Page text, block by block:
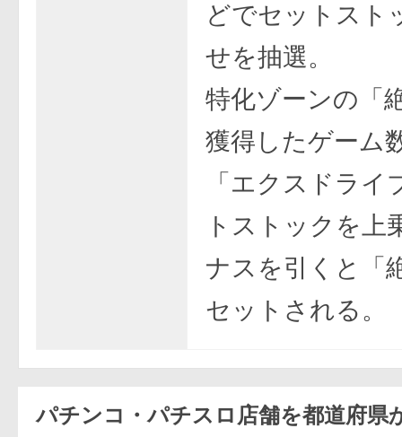
どでセットスト
せを抽選。
特化ゾーンの「
獲得したゲーム
「エクスドライ
トストックを上
ナスを引くと「
セットされる。
パチンコ・パチスロ店舗を都道府県